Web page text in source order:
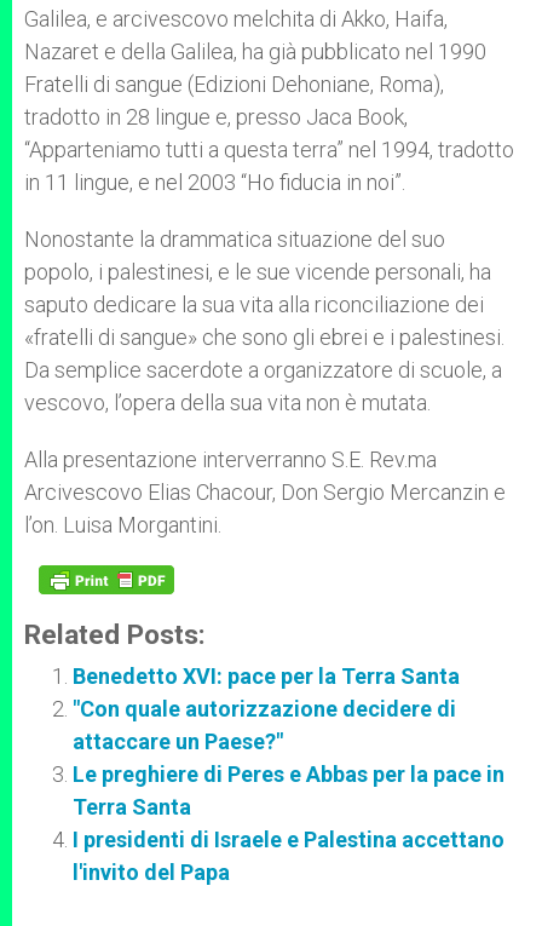
Galilea, e arcivescovo melchita di Akko, Haifa,
Nazaret e della Galilea, ha già pubblicato nel 1990
Fratelli di sangue (Edizioni Dehoniane, Roma),
tradotto in 28 lingue e, presso Jaca Book,
“Apparteniamo tutti a questa terra” nel 1994, tradotto
in 11 lingue, e nel 2003 “Ho fiducia in noi”.
Nonostante la drammatica situazione del suo
popolo, i palestinesi, e le sue vicende personali, ha
saputo dedicare la sua vita alla riconciliazione dei
«fratelli di sangue» che sono gli ebrei e i palestinesi.
Da semplice sacerdote a organizzatore di scuole, a
vescovo, l’opera della sua vita non è mutata.
Alla presentazione interverranno S.E. Rev.ma
Arcivescovo Elias Chacour, Don Sergio Mercanzin e
l’on. Luisa Morgantini.
Related Posts:
Benedetto XVI: pace per la Terra Santa
"Con quale autorizzazione decidere di
attaccare un Paese?"
Le preghiere di Peres e Abbas per la pace in
Terra Santa
I presidenti di Israele e Palestina accettano
l'invito del Papa